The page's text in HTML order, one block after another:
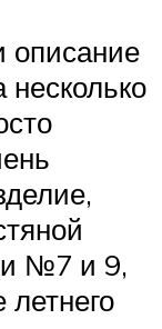
описание
№7 и 9,